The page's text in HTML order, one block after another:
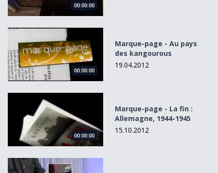
00:00:00
Marque-page - Au pays des kangourous
00:00:00
Marque-page - Au pays
des kangourous
19.04.2012
Marque-page - La fin : Allemagne, 1944-1945
00:00:00
Marque-page - La fin :
Allemagne, 1944-1945
15.10.2012
Le bonobo, Dieu et nous